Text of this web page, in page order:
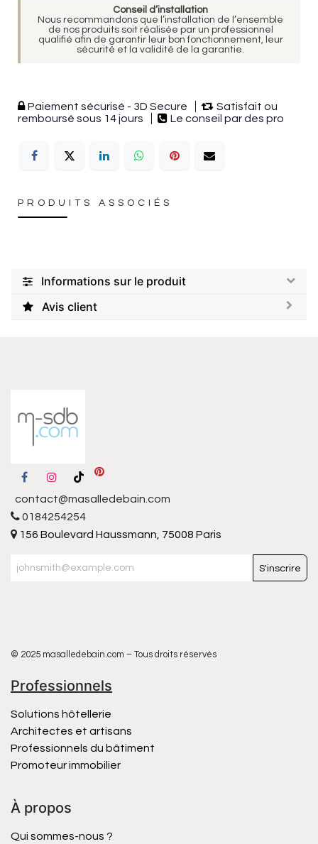
Conseil d’installation
Nous recommandons que l’installation de l’ensemble
de nos produits soit réalisée par un professionnel
qualifié afin de garantir leur bon fonctionnement, leur
sécurité et la validité de la garantie.
Paiement sécurisé - 3D Secure
Satisfait ou
remboursé sous 14 jours
Le conseil par des pro
PRODUITS ASSOCIÉS
Informations sur le produit
Avis client
contact@masalledebain.com
0184254254
156 Boulevard Haussmann, 75008 Paris
S'inscrire
© 2025 masalledebain.com – Tous droits réservés
Professionnels
Solutions hôtellerie
Architectes et artisans
Professionnels du bâtiment
Promoteur immobilier
À propos
Qui sommes-nous ?